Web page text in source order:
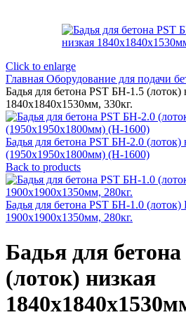
Click to enlarge
Главная Оборудование для подачи
Бадья для бетона PST БН-1.5 (лоток)
1840х1840х1530мм, 330кг.
Бадья для бетона PST БН-2.0 (лоток)
(1950х1950х1800мм) (H-1600)
Back to products
Бадья для бетона PST БН-1.0 (лоток)
1900х1900х1350мм, 280кг.
Бадья для
(лоток) низкая